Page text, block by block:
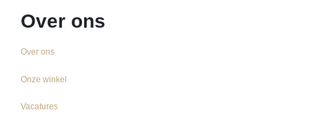
Over ons
Over ons
Onze winkel
Vacatures